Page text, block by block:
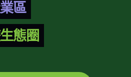
區
態圈